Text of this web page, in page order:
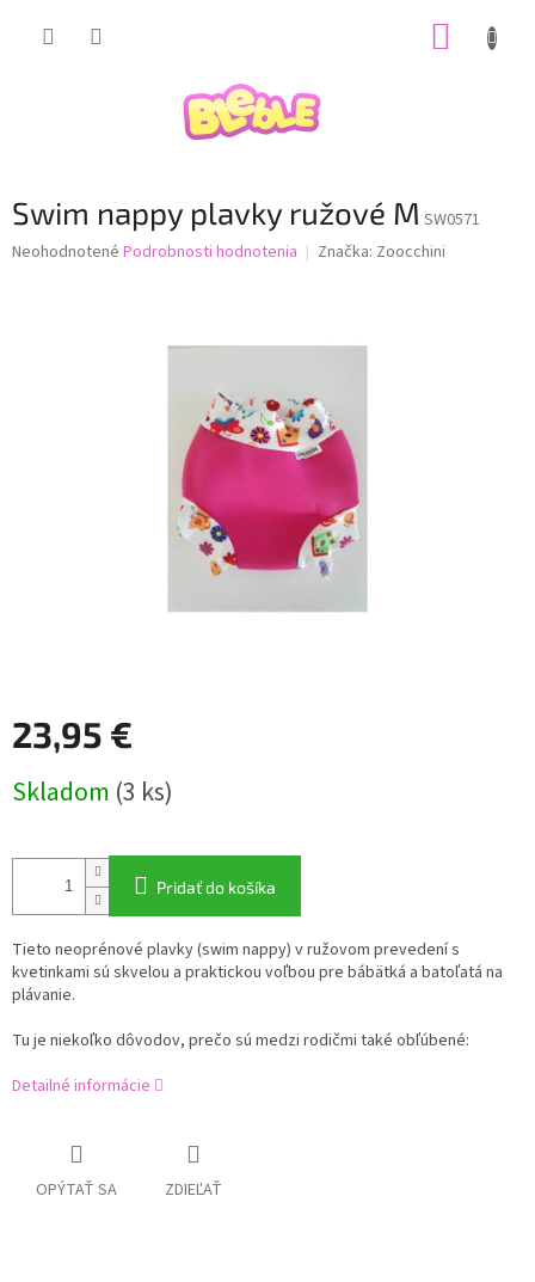
Swim nappy plavky ružové M SW0571
Priemerné
Neohodnotené Podrobnosti hodnotenia Značka: Zoocchini
23,95 €
cena:
Skladom (3 ks)
Pridať do košíka
Tieto neoprénové plavky (swim nappy) v ružovom prevedení s
kvetinkami sú skvelou a praktickou voľbou pre bábätká a batoľatá na
plávanie.
Tu je niekoľko dôvodov, prečo sú medzi rodičmi také obľúbené:
Detailné informácie
OPÝTAŤ SA ZDIEĽAŤ